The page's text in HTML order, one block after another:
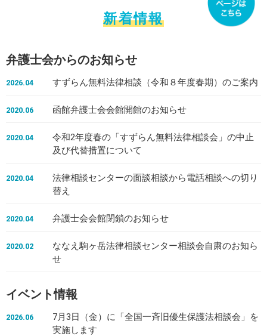
新着情報
弁護士会からのお知らせ
2026.04 すずらん無料法律相談（令和８年度春期）のご案内
2020.06 函館弁護士会会館開館のお知らせ
2020.04
令和2年度春の「すずらん無料法律相談会」の中止
及び代替措置について
2020.04
法律相談センターの面談相談から電話相談への切り
替え
2020.04 弁護士会会館閉鎖のお知らせ
2020.02
ななえ駒ヶ岳法律相談センター相談会自粛のお知ら
せ
イベント情報
2026.06
7月3日（金）に「全国一斉旧優生保護法相談会」を
実施します